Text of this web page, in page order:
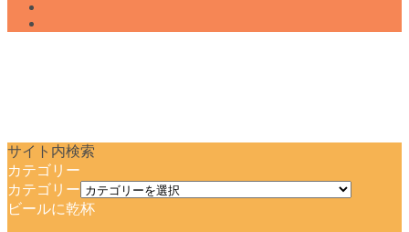
サイト内検索
カテゴリー
カテゴリー
ビールに乾杯